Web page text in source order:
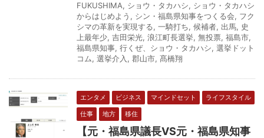
FUKUSHIMA, ショウ・タカハシ, ショウ・タカハシ
からはじめよう , シン・福島県知事をつくる会, フク
シマの革新を実現する, 一騎打ち, 候補者, 出馬, 史
上最年少, 吉田栄光, 浪江町長選挙, 無投票, 福島市,
福島県知事, 行くぜ、ショウ・タカハシ, 選挙ドット
コム, 選挙介入 , 郡山市, 髙橋翔
エンタメ ビジネス マインドセット
ライフスタイル
仕事
地方 移住
【元・福島県議長VS元・福島県知事